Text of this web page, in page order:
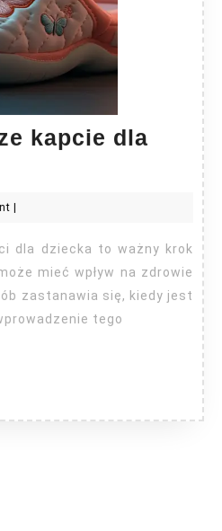
kapcie dla
mieć wpływ na zdrowie
zastanawia się, kiedy jest
tego